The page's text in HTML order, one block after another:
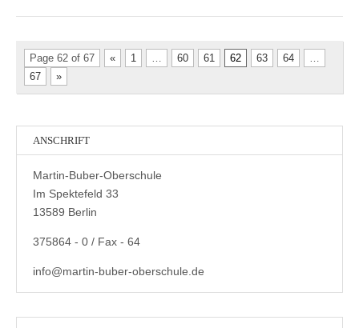
Page 62 of 67 « 1 … 60 61 62 63 64
…
67
»
ANSCHRIFT
Martin-Buber-Oberschule
Im Spektefeld 33
13589 Berlin
375864 - 0 / Fax - 64
info@martin-buber-oberschule.de